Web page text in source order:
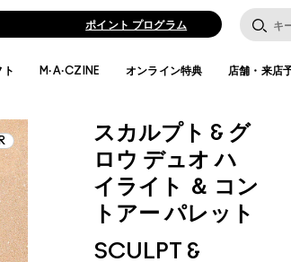
ポイント プログラム
ト M·A·CZINE オンライン特典 店舗・来店
スカルプト & グ
ロウ デュオ ハ
イライト ＆ コン
トアー パレット
SCULPT &